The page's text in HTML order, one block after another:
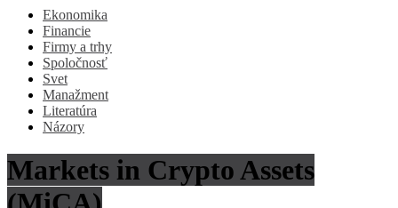
Finančné
Noviny
Denník
ekonomike
spoločnosti
Ekonomika
Financie
Firmy a trhy
Spoločnosť
Svet
Manažment
Literatúra
Názory
Markets in Crypto Assets